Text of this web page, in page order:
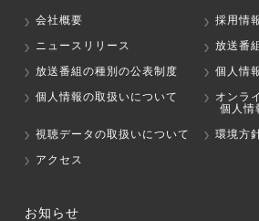
会社概要
採用情
ニュースリリース
放送番
放送番組の種別の公表制度
個人情
個人情報の取扱いについて
オンラ
個人情
視聴データの取扱いについて
環境方
アクセス
お知らせ